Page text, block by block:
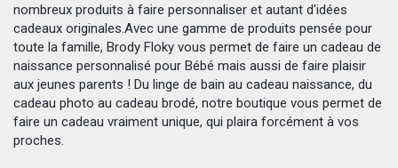
nombreux produits à faire personnaliser et autant d'idées
cadeaux originales.Avec une gamme de produits pensée pour
toute la famille, Brody Floky vous permet de faire un cadeau de
naissance personnalisé pour Bébé mais aussi de faire plaisir
aux jeunes parents ! Du linge de bain au cadeau naissance, du
cadeau photo au cadeau brodé, notre boutique vous permet de
faire un cadeau vraiment unique, qui plaira forcément à vos
proches.